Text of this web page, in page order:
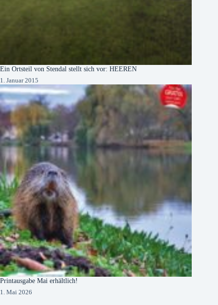
Ein Ortsteil von Stendal stellt sich vor: HEEREN
1. Januar 2015
Printausgabe Mai erhältlich!
1. Mai 2026